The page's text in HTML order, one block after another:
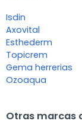
Isdin
Axovital
Esthederm
Topicrem
Gema herrerias
Ozoaqua
Otras marcas